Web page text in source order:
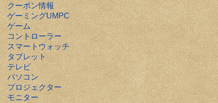
クーポン情報
ゲーミングUMPC
ゲーム
コントローラー
スマートウォッチ
タブレット
テレビ
パソコン
プロジェクター
モニター